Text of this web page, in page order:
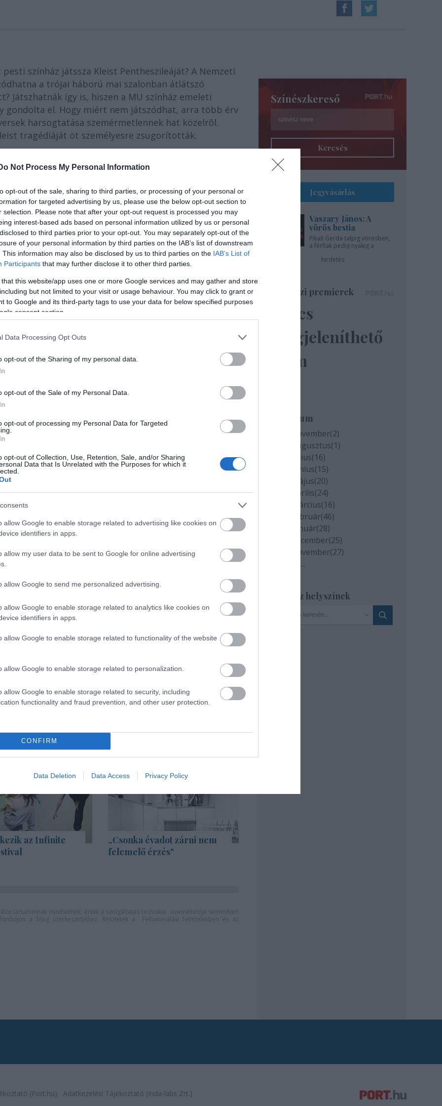
Not Process My Personal Information
opt-out of the sale, sharing to third parties, or processing of your personal or
for targeted advertising by us, please use the below opt-out section to
selection. Please note that after your opt-out request is processed you may
interest-based ads based on personal information utilized by us or personal
to third parties prior to your opt-out. You may separately opt-out of the
of your personal information by third parties on the IAB’s list of downstream
This information may also be disclosed by us to third parties on the IAB’s List of
Participants that may further disclose it to other third parties.
that this website/app uses one or more Google services and may gather and store
but not limited to your visit or usage behaviour. You may click to grant or
to Google and its third-party tags to use your data for below specified purposes
consent section.
Data Processing Opt Outs
opt-out of the Sharing of my personal data.
opt-out of the Sale of my Personal Data.
opt-out of processing my Personal Data for Targeted
opt-out of Collection, Use, Retention, Sale, and/or Sharing
Data that Is Unrelated with the Purposes for which it
allow Google to enable storage related to advertising like cookies on
identifiers in apps.
allow my user data to be sent to Google for online advertising
allow Google to send me personalized advertising.
allow Google to enable storage related to analytics like cookies on
identifiers in apps.
allow Google to enable storage related to functionality of the website
allow Google to enable storage related to personalization.
allow Google to enable storage related to security, including
functionality and fraud prevention, and other user protection.
CONFIRM
Data Deletion Data Access Privacy Policy
színház játssza Kleist Pentheszileáját? A Nemzeti
a trójai háború mai szalonban átlátszó
Játszhatnák így is, hiszen a MU színház emeleti
gondolta el. Hogy miért nem játszódhat, arra több érv
harsogtatása szemérmetlennek hat közelrõl.
tragédiáját öt személyesre zsugorították.
a nyilazás kényelme érdekében jobbmellüket
ülőszínházra minimalizált kutyákkal szétmarcangolt
követi a rendezést és az előadást. Nem hisszük
a hangerőt.
jött Holler Márta a címszerepben olyan, mint felmérgesített
térség kell, magasság és mélység. Más a térfogata.
szűk esztendő kiéhezettségével mohón veti rá magát
is kárpótlást játszik magának. Váratlanul németül folytatja a
fölvetkőzik. Fegyelmezett hadvezér. Higgadt
között villámgyors egyetlen mozdulata olyan, mint
holott csak megölte őt szerelmese. A kétértelmű,
Balázs nemcsak tömegeket helyettesítenek
ablaktisztítással megütik annak az előadásnak a
- vélhetőleg - a rendező eredeti szándéka volt.
magyartalan hangsúlyokkal közvetíti Tandori Dezső
Néhány éve helyet foglaltak durván a nézőkkel
körbeülik a színházi életet, a világ drámairodalmát,
Várjuk a következő rendezőt, aki lehozza a
az Infinite
„Csonka évadot zárni nem
felemelő érzés"
Színészkereső
Keresés
Jegyvásárlás
Vaszary János: A
vörös bestia
Pikali Gerda talpig vörösben,
a férfiak pedig nyakig a
hirdetés
Színházi premierek
Nincs
megjeleníthető
elem
Archívum
2020 november(2)
2020 augusztus(1)
2020 július(16)
2020 június(15)
2020 május(20)
2020 április(24)
2020 március(16)
2020 február(46)
2020 január(28)
2019 december(25)
2019 november(27)
...
Szinház helyszínek
(Port.hu) Adatkezelési Tájékoztató (Inda-labs Zrt.)